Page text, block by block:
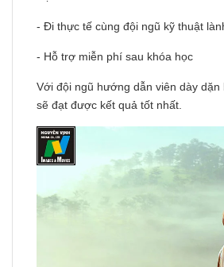
- Đi thực tế cùng đội ngũ kỹ thuật
- Hỗ trợ miễn phí sau khóa học
Với đội ngũ hướng dẫn viên dày dặn
sẽ đạt được kết quả tốt nhất.